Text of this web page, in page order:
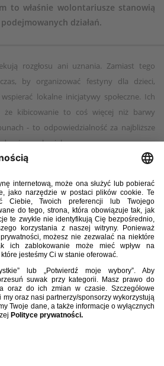
to właśnie wolontariusze stanowią
działań.
rozgłosu ani uznania. Zamiast tego
by organizować festyny dla dzieci,
lokalne inicjatywy społeczne. Ich
że kibicowanie to coś więcej niż barwy
- to odpowiedzialność za najbliższe
człowieka.
się 229 wolontariuszy. Ta liczba najlepiej
energii, dzięki której możliwe było
akcji społecznych na terenie
swój wkład w budowanie wspólnoty
i odpowiedzialności. Ich postawa
wspólnego działania ma realny wymiar
pozytywne zmiany.
nie tylko nazwa - to codzienna praktyka